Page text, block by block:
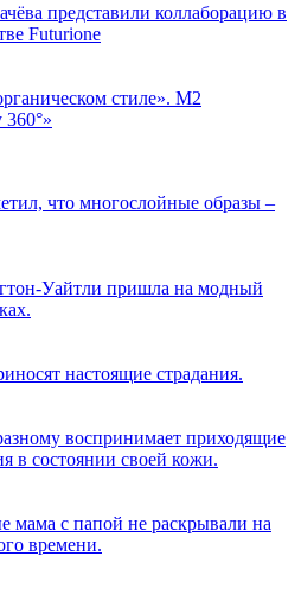
представили коллаборацию в
Futurione
стиле». М2
360°»
что многослойные образы –
Уайтли пришла на модный
настоящие страдания.
воспринимает приходящие
в состоянии своей кожи.
мама с папой не раскрывали на
времени.